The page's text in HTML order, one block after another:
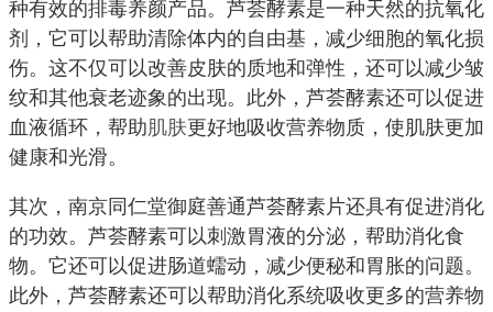
种有效的排毒养颜产品。芦荟酵素是一种天然的抗氧化
剂，它可以帮助清除体内的自由基，减少细胞的氧化损
伤。这不仅可以改善皮肤的质地和弹性，还可以减少皱
纹和其他衰老迹象的出现。此外，芦荟酵素还可以促进
血液循环，帮助肌肤更好地吸收营养物质，使肌肤更加
健康和光滑。
其次，南京同仁堂御庭善通芦荟酵素片还具有促进消化
的功效。芦荟酵素可以刺激胃液的分泌，帮助消化食
物。它还可以促进肠道蠕动，减少便秘和胃胀的问题。
此外，芦荟酵素还可以帮助消化系统吸收更多的营养物